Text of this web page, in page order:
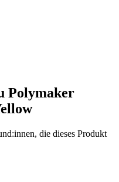
Polymaker
die dieses Produkt